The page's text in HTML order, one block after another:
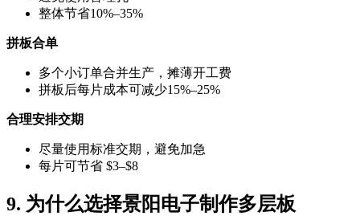
整体节省10%–35%
拼板合单
多个小订单合并生产，摊薄开工费
拼板后每片成本可减少15%–25%
合理安排交期
尽量使用标准交期，避免加急
每片可节省 $3–$8
9. 为什么选择景阳电子制作多层板